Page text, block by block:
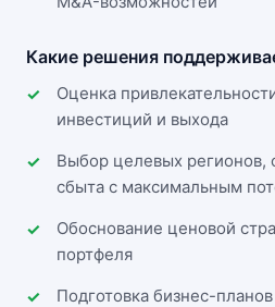
Какие решения
Оценка
инвестиций и выхода
Выбор целевых регионов,
сбыта с максимальным
Обоснование ценовой
портфеля
Подготовка бизнес-